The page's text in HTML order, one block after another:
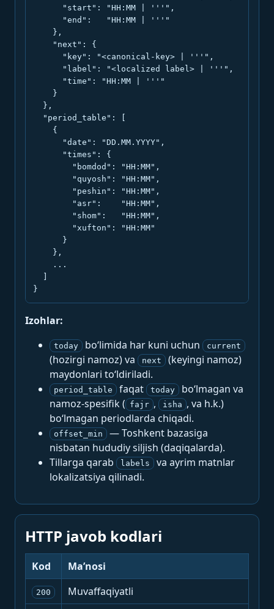
      "start": "HH:MM | '''",
      "end":   "HH:MM | '''"
    },
    "next": {
      "key": "<canonical-key> | '''",
      "label": "<localized label> | '''",
      "time": "HH:MM | '''"
    }
  },
  "period_table": [
    {
      "date": "DD.MM.YYYY",
      "times": {
        "bomdod": "HH:MM",
        "quyosh": "HH:MM",
        "peshin": "HH:MM",
        "asr":    "HH:MM",
        "shom":   "HH:MM",
        "xufton": "HH:MM"
      }
    },
    ...
}
Izohlar:
today bo‘limida har kuni uchun current
(hozirgi namoz) va next
(keyingi namoz)
maydonlari to‘ldiriladi.
period_table faqat today
bo‘lmagan va
namoz-spesifik ( fajr , isha , va h.k.)
bo‘lmagan periodlarda chiqadi.
offset_min
— Toshkent bazasiga
nisbatan hududiy siljish (daqiqalarda).
Tillarga qarab
labels
va ayrim matnlar
lokalizatsiya qilinadi.
HTTP javob kodlari
Kod Ma’nosi
200 Muvaffaqiyatli